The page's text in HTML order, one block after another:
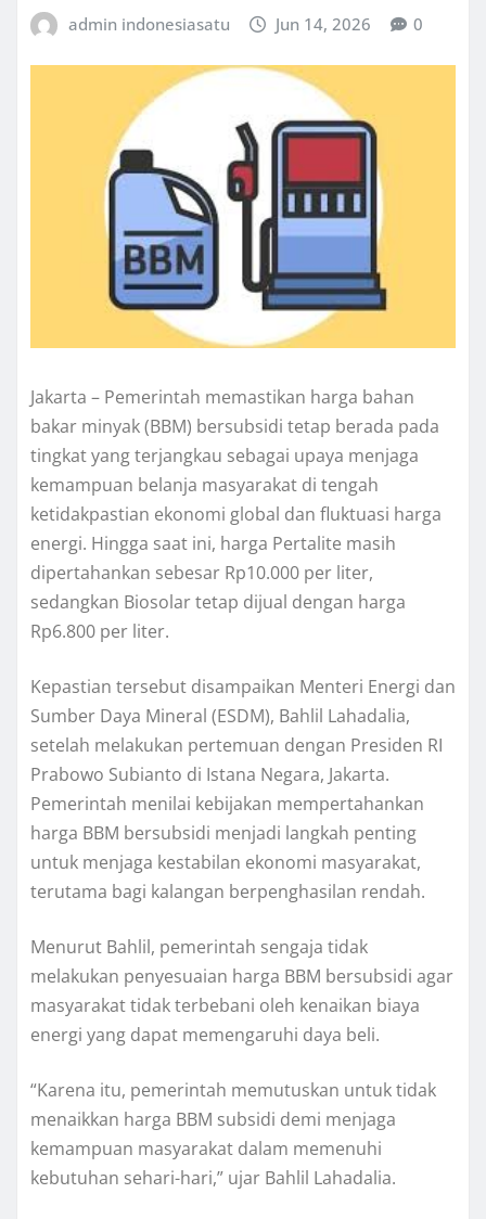
admin indonesiasatu Jun 14, 2026 0
Jakarta – Pemerintah memastikan harga bahan
bakar minyak (BBM) bersubsidi tetap berada pada
tingkat yang terjangkau sebagai upaya menjaga
kemampuan belanja masyarakat di tengah
ketidakpastian ekonomi global dan fluktuasi harga
energi. Hingga saat ini, harga Pertalite masih
dipertahankan sebesar Rp10.000 per liter,
sedangkan Biosolar tetap dijual dengan harga
Rp6.800 per liter.
Kepastian tersebut disampaikan Menteri Energi dan
Sumber Daya Mineral (ESDM), Bahlil Lahadalia,
setelah melakukan pertemuan dengan Presiden RI
Prabowo Subianto di Istana Negara, Jakarta.
Pemerintah menilai kebijakan mempertahankan
harga BBM bersubsidi menjadi langkah penting
untuk menjaga kestabilan ekonomi masyarakat,
terutama bagi kalangan berpenghasilan rendah.
Menurut Bahlil, pemerintah sengaja tidak
melakukan penyesuaian harga BBM bersubsidi agar
masyarakat tidak terbebani oleh kenaikan biaya
energi yang dapat memengaruhi daya beli.
“Karena itu, pemerintah memutuskan untuk tidak
menaikkan harga BBM subsidi demi menjaga
kemampuan masyarakat dalam memenuhi
kebutuhan sehari-hari,” ujar Bahlil Lahadalia.